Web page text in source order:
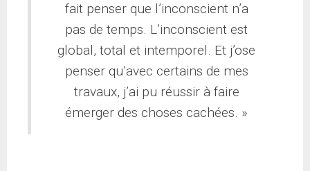
fait penser que l’inconscient n’a
pas de temps. L’inconscient est
global, total et intemporel. Et j’ose
penser qu’avec certains de mes
travaux, j’ai pu réussir à faire
émerger des choses cachées. »